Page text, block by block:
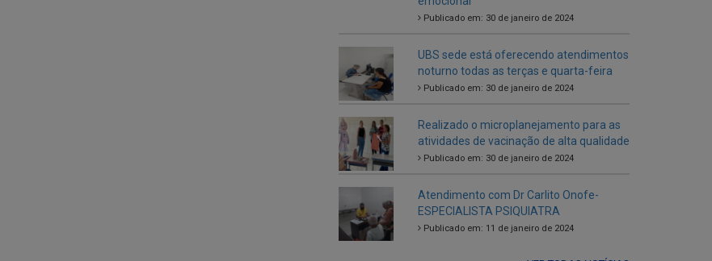
Publicado em: 30 de janeiro de 2024
UBS sede está oferecendo atendimentos
noturno todas as terças e quarta-feira
Publicado em: 30 de janeiro de 2024
Realizado o microplanejamento para as
atividades de vacinação de alta qualidade
Publicado em: 30 de janeiro de 2024
Atendimento com Dr Carlito Onofe-
ESPECIALISTA PSIQUIATRA
Publicado em: 11 de janeiro de 2024